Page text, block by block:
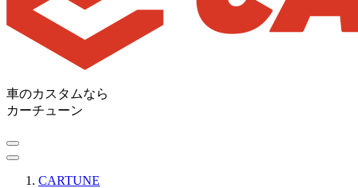
車のカスタムなら
カーチューン
CARTUNE